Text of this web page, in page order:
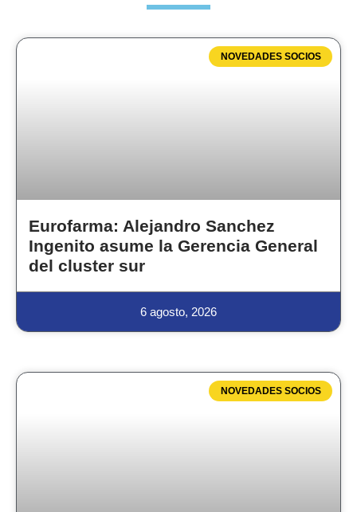
NOVEDADES SOCIOS
Eurofarma: Alejandro Sanchez
Ingenito asume la Gerencia General
del cluster sur
6 agosto, 2026
NOVEDADES SOCIOS